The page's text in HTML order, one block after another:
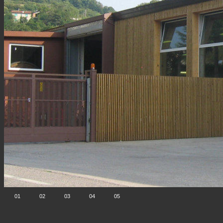
01 02 03 04 05